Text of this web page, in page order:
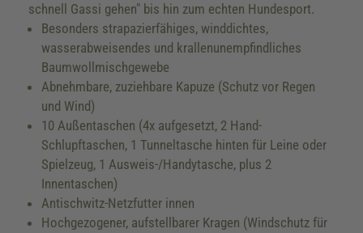
schnell Gassi gehen" bis hin zum echten Hundesport.
Besonders strapazierfähiges, winddichtes,
wasserabweisendes und krallenunempfindliches
Baumwollmischgewebe
Abnehmbare, zuziehbare Kapuze (Schutz vor Regen
und Wind)
10 Außentaschen (4x aufgesetzt, 2 Hand-
Schlupftaschen, 1 Tunneltasche hinten für Leine oder
Spielzeug, 1 Ausweis-/Handytasche, plus 2
Innentaschen)
Antischwitz-Netzfutter innen
Hochgezogener, aufstellbarer Kragen (Windschutz für